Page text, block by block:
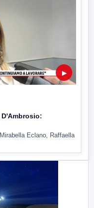
▶
Eclano, Raffaella